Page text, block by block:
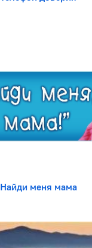
Найди меня мама